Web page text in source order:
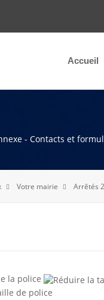
Accueil
- Contacts et
Votre mairie Arrêtés 2
la police